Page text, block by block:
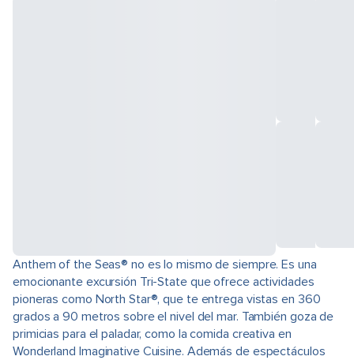
Anthem of the Seas® no es lo mismo de siempre. Es una
emocionante excursión Tri-State que ofrece actividades
pioneras como North Star®, que te entrega vistas en 360
grados a 90 metros sobre el nivel del mar. También goza de
primicias para el paladar, como la comida creativa en
Wonderland Imaginative Cuisine. Además de espectáculos